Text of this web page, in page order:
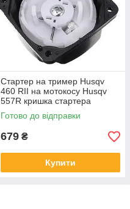
Стартер на тример Husqv
460 RII на мотокосу Husqv
557R кришка стартера
бензокос 460 RII
бензотримерів 557R
Готово до відправки
679 ₴
Купити